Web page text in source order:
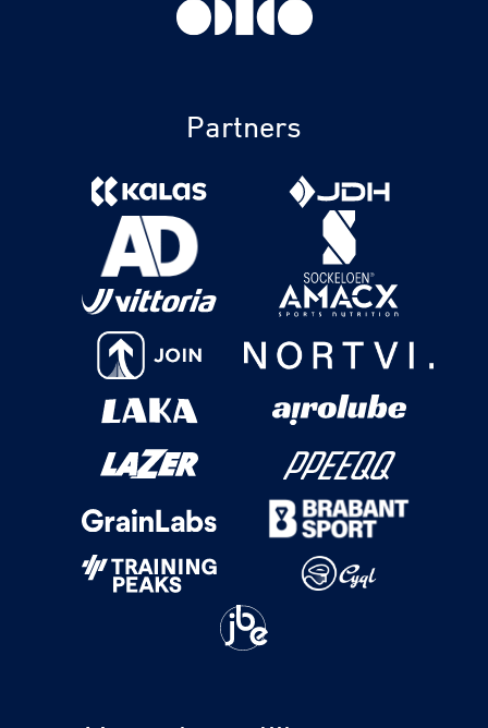
Partners